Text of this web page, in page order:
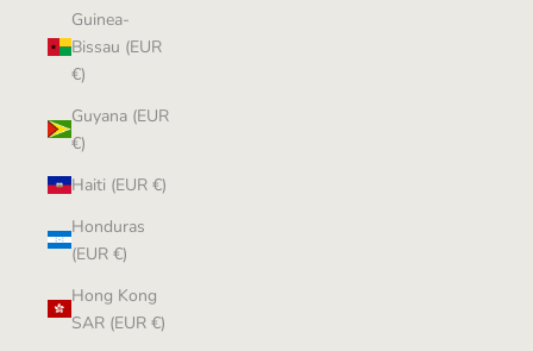
Guinea-
Bissau (EUR
€)
Guyana (EUR
€)
Haiti (EUR €)
Honduras
(EUR €)
Hong Kong
SAR (EUR €)